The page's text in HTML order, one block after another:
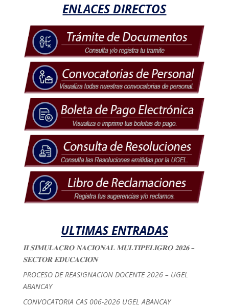
ENLACES DIRECTOS
ULTIMAS ENTRADAS
𝐈𝐈 𝐒𝐈𝐌𝐔𝐋𝐀𝐂𝐑𝐎 𝐍𝐀𝐂𝐈𝐎𝐍𝐀𝐋 𝐌𝐔𝐋𝐓𝐈𝐏𝐄𝐋𝐈𝐆𝐑𝐎 𝟐𝟎𝟐𝟔 –
𝐒𝐄𝐂𝐓𝐎𝐑 𝐄𝐃𝐔𝐂𝐀𝐂𝐈𝐎́𝐍
PROCESO DE REASIGNACION DOCENTE 2026 – UGEL
ABANCAY
CONVOCATORIA CAS 006-2026 UGEL ABANCAY